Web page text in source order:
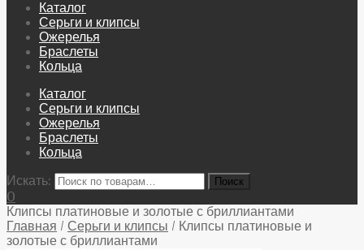
Каталог
Серьги и клипсы
Ожерелья
Браслеты
Кольца
Каталог
Серьги и клипсы
Ожерелья
Браслеты
Кольца
Искать:
0
Клипсы платиновые и золотые с бриллиантами
Главная / Серьги и клипсы / Клипсы платиновые и
золотые с бриллиантами